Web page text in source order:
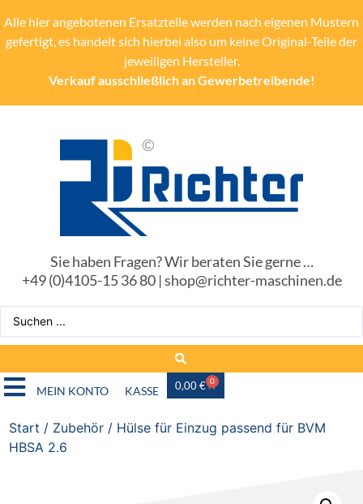
Alle hier angebotenen Ersatzteile werden nach eigenen Mustern
gefertigt, es handelt sich hierbei also um keine Original-Teile der
jeweiligen Hersteller.
Verkauf ausschließlich an Gewerbetreibende!
Sie haben Fragen? Wir beraten Sie gerne …
+49 (0)4105-15 36 80 | shop@richter-maschinen.de
MEIN KONTO KASSE 0,00€ 0
Start / Zubehör / Hülse für Einzug passend für BVM
HBSA 2.6